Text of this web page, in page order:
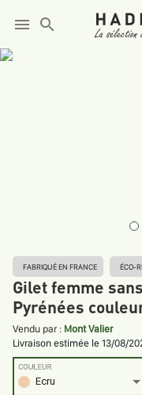
menu search
FABRIQUÉ EN FRANCE ÉCO-
Gilet femme
Pyrénées
Vendu par : Mont Valier
Livraison estimée le 13/08/
Ecru
COULEUR